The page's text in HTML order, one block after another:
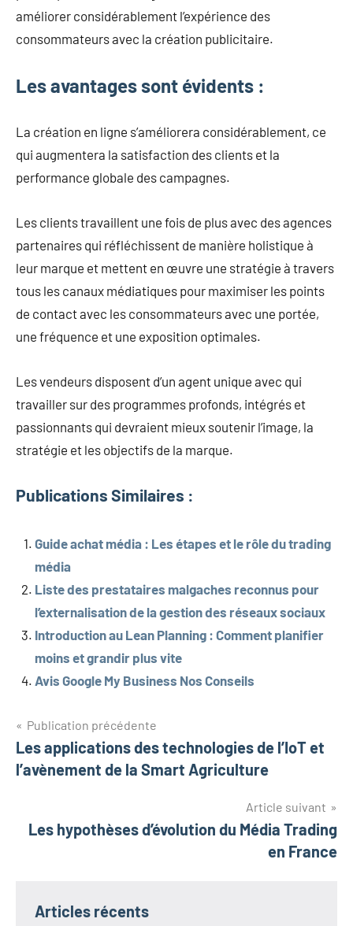
améliorer considérablement l’expérience des
consommateurs avec la création publicitaire.
Les avantages sont évidents :
La création en ligne s’améliorera considérablement, ce
qui augmentera la satisfaction des clients et la
performance globale des campagnes.
Les clients travaillent une fois de plus avec des agences
partenaires qui réfléchissent de manière holistique à
leur marque et mettent en œuvre une stratégie à travers
tous les canaux médiatiques pour maximiser les points
de contact avec les consommateurs avec une portée,
une fréquence et une exposition optimales.
Les vendeurs disposent d’un agent unique avec qui
travailler sur des programmes profonds, intégrés et
passionnants qui devraient mieux soutenir l’image, la
stratégie et les objectifs de la marque.
Publications Similaires :
Guide achat média : Les étapes et le rôle du trading
média
Liste des prestataires malgaches reconnus pour
l’externalisation de la gestion des réseaux sociaux
Introduction au Lean Planning : Comment planifier
moins et grandir plus vite
Avis Google My Business Nos Conseils
Navigation
de
Publication précédente
Les applications des technologies de l’IoT et
l’avènement de la Smart Agriculture
Article suivant
Les hypothèses d’évolution du Média Trading
en France
Articles récents